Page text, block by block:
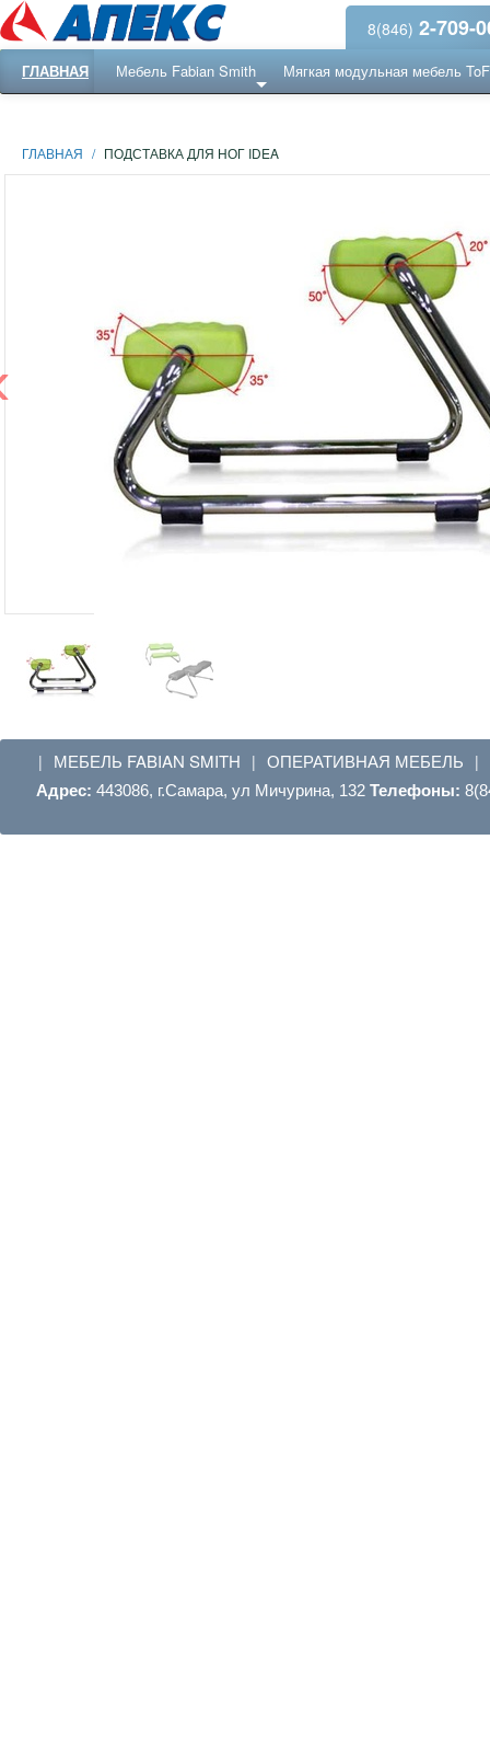
8(846) 2-709-
ГЛАВНАЯ Мебель Fabian Smith Мягкая модульная мебель
ГЛАВНАЯ / ПОДСТАВКА ДЛЯ НОГ IDEA
| МЕБЕЛЬ FABIAN SMITH | ОПЕРАТИВНАЯ МЕБЕЛЬ |
Адрес: 443086, г.Самара, ул Мичурина, 132 Телефоны: